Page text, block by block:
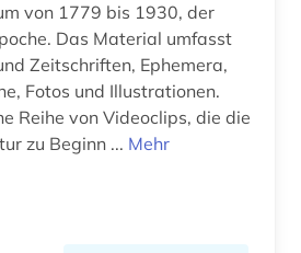
beschäftigung (1)
beschäftigungstherapie (1)
bestandserhaltung (1)
bestandsverzeichnis (1)
von 1779 bis 1930, der
Das Material umfasst
Zeitschriften, Ephemera,
Fotos und Illustrationen.
Reihe von Videoclips, die die
zu Beginn ... Mehr